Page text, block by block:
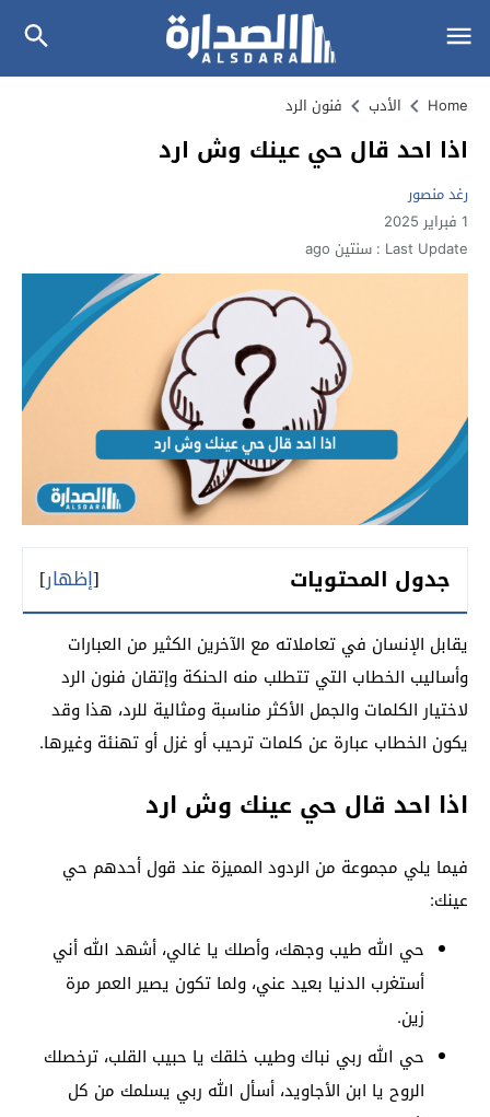
Home الأدب فنون الرد
اذا احد قال حي عينك وش ارد
رغد منصور
1 فبراير 2025
Last Update : سنتين ago
جدول المحتويات [إظهار]
يقابل الإنسان في تعاملاته مع الآخرين الكثير من العبارات
وأساليب الخطاب التي تتطلب منه الحنكة وإتقان فنون الرد
لاختيار الكلمات والجمل الأكثر مناسبة ومثالية للرد، هذا وقد
يكون الخطاب عبارة عن كلمات ترحيب أو غزل أو تهنئة وغيرها.
اذا احد قال حي عينك وش ارد
فيما يلي مجموعة من الردود المميزة عند قول أحدهم حي
عينك:
حي الله طيب وجهك، وأصلك يا غالي، أشهد الله أني
أستغرب الدنيا بعيد عني، ولما تكون يصير العمر مرة
زين.
حي الله ربي نباك وطيب خلقك يا حبيب القلب، ترخصلك
الروح يا ابن الأجاويد، أسأل الله ربي يسلمك من كل